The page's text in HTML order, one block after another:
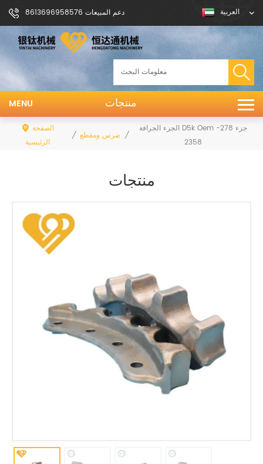
دعم المبيعات 8613696958576 العربية
منتجات MENU
الصفحة
الرئيسية
/ ضرس ومقطع /
الجزء الجرافة D5k Oem جزء 278-
2358
منتجات